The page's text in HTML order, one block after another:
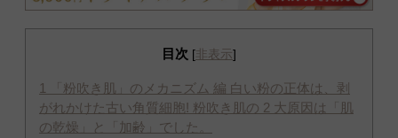
目次 [非表示]
1
「粉吹き肌」のメカニズム 編 白い粉の正体は、剥
がれかけた古い角質細胞! 粉吹き肌の 2 大原因は「肌
の乾燥」と「加齢」でした。